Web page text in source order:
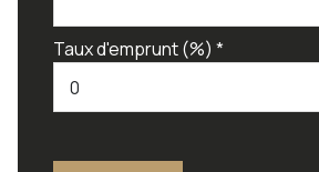
Taux d'emprunt (%) *